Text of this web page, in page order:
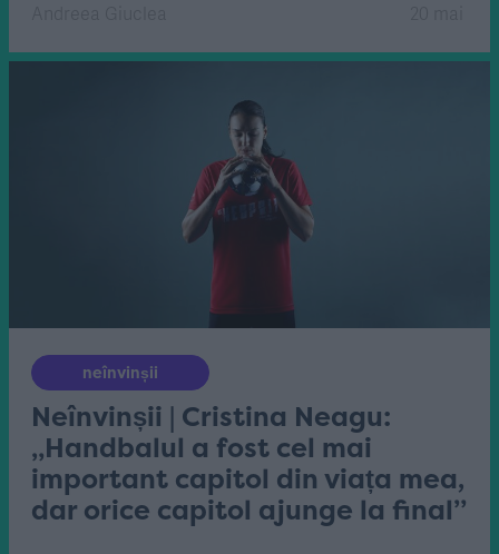
neînvinșii
Neînvinșii | Cristina Neagu:
„Handbalul a fost cel mai
important capitol din viața mea,
dar orice capitol ajunge la final”